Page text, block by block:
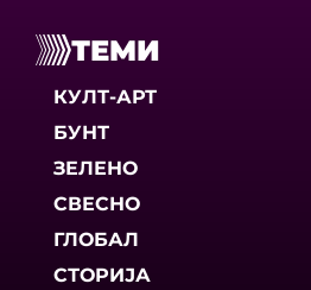
ТЕМИ
КУЛТ-АРТ
БУНТ
ЗЕЛЕНО
СВЕСНО
ГЛОБАЛ
СТОРИЈА